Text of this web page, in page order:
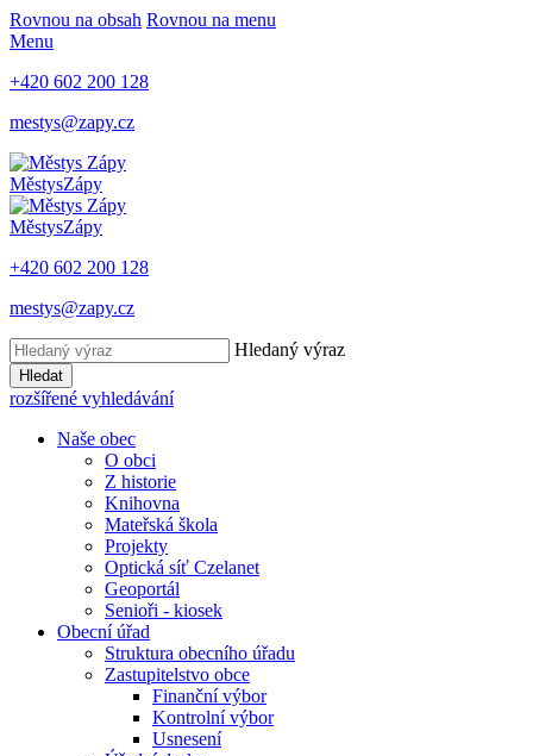
Rovnou na obsah Rovnou na menu
Menu
+420 602 200 128
mestys@zapy.cz
MěstysZápy
MěstysZápy
+420 602 200 128
mestys@zapy.cz
Hledaný výraz
Hledat
rozšířené vyhledávání
Naše obec
O obci
Z historie
Knihovna
Mateřská škola
Projekty
Optická síť Czelanet
Geoportál
Senioři - kiosek
Obecní úřad
Struktura obecního úřadu
Zastupitelstvo obce
Finanční výbor
Kontrolní výbor
Usnesení